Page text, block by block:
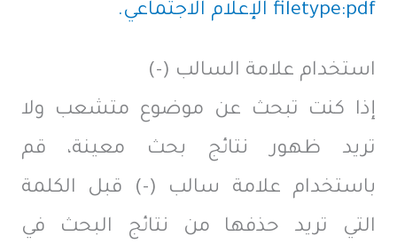
filetype:pdf الإعلام الاجتماعي.
استخدام علامة السالب (-)
إذا كنت تبحث عن موضوع متشعب ولا
تريد ظهور نتائج بحث معينة، قم
باستخدام علامة سالب (-) قبل الكلمة
التي تريد حذفها من نتائج البحث في